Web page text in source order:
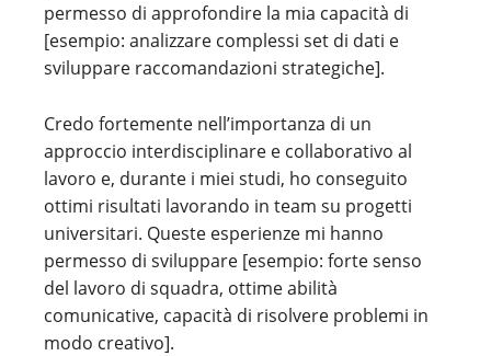
permesso di approfondire la mia capacità di
[esempio: analizzare complessi set di dati e
sviluppare raccomandazioni strategiche].
Credo fortemente nell’importanza di un
approccio interdisciplinare e collaborativo al
lavoro e, durante i miei studi, ho conseguito
ottimi risultati lavorando in team su progetti
universitari. Queste esperienze mi hanno
permesso di sviluppare [esempio: forte senso
del lavoro di squadra, ottime abilità
comunicative, capacità di risolvere problemi in
modo creativo].